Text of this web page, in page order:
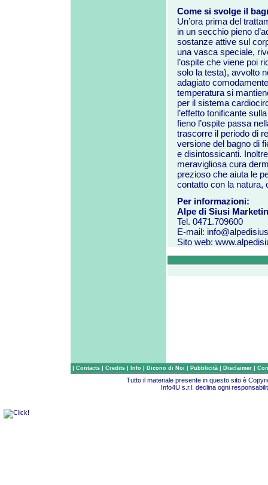
Come si svolge il
Un’ora prima del
in un secchio pieno
sostanze attive sul
una vasca speciale,
l’ospite che viene poi
solo la testa), avvolto
adagiato
temperatura si
per il sistema
l’effetto tonificante
fieno l’ospite passa
trascorre il periodo di
versione del bagno di
e disintossicanti.
meravigliosa cura
prezioso che aiuta le
contatto con la natura,
Per informazioni:
Alpe di Siusi
Tel. 0471.709600
E-mail:
Sito web:
| Contacts | Credits | Info | Dicono di Noi | Pubblicità | Disclaimer |
Tutto il materiale presente in questo sito è
Info4U s.r.l. declina ogni